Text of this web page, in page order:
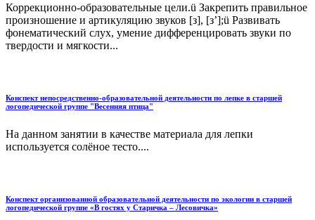
Коррекционно-образовательные цели.ü Закрепить правильное
произношение и артикуляцию звуков [з], [з’];ü Развивать
фонематический слух, умение дифференцировать звуки по
твердости и мягкости...
Конспект непосредственно-образовательной деятельности по лепке в старшей
логопедической группе "Весенняя птица"
На данном занятии в качестве материала для лепки
используется солёное тесто....
Конспект организованной образовательной деятельности по экологии в старшей
логопедической группе «В гостях у Старичка – Лесовичка»